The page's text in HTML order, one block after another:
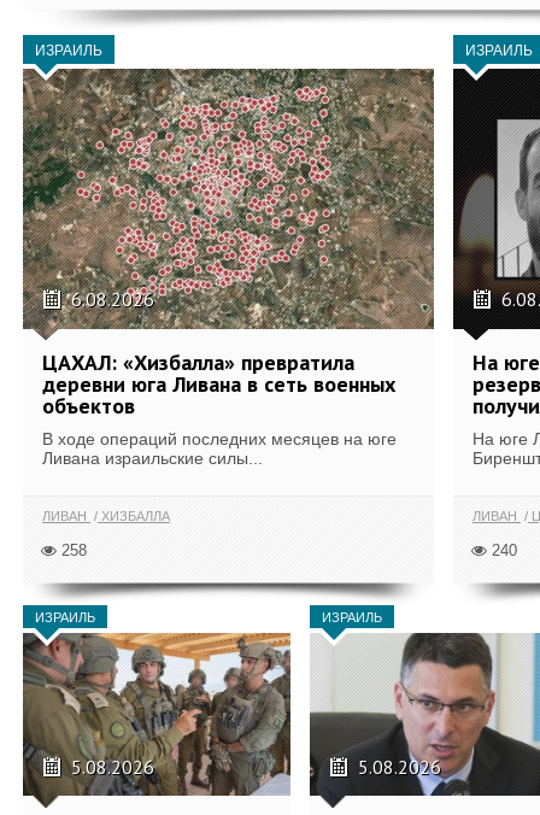
ИЗРАИЛЬ
6.08.2026
ЦАХАЛ: «Хизбалла» превратила
деревни юга Ливана в сеть военных
объектов
В ходе операций последних месяцев на юге
Ливана израильские силы...
ЛИВАН ХИЗБАЛЛА
258
ИЗРАИЛЬ
На
На юге
ЛИВАН
240
ИЗРАИЛЬ
5.08.2026
ИЗРАИЛЬ
5.08.2026